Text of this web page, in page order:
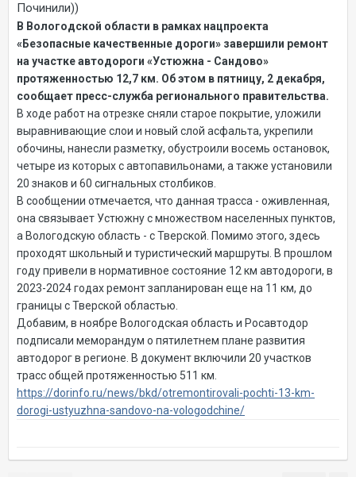
Починили))
В Вологодской области в рамках нацпроекта
«Безопасные качественные дороги» завершили ремонт
на участке автодороги «Устюжна - Сандово»
протяженностью 12,7 км. Об этом в пятницу, 2 декабря,
сообщает пресс-служба регионального правительства.
В ходе работ на отрезке сняли старое покрытие, уложили
выравнивающие слои и новый слой асфальта, укрепили
обочины, нанесли разметку, обустроили восемь остановок,
четыре из которых с автопавильонами, а также установили
20 знаков и 60 сигнальных столбиков.
В сообщении отмечается, что данная трасса - оживленная,
она связывает Устюжну с множеством населенных пунктов,
а Вологодскую область - с Тверской. Помимо этого, здесь
проходят школьный и туристический маршруты. В прошлом
году привели в нормативное состояние 12 км автодороги, в
2023-2024 годах ремонт запланирован еще на 11 км, до
границы с Тверской областью.
Добавим, в ноябре Вологодская область и Росавтодор
подписали меморандум о пятилетнем плане развития
автодорог в регионе. В документ включили 20 участков
трасс общей протяженностью 511 км.
https://dorinfo.ru/news/bkd/otremontirovali-pochti-13-km-
dorogi-ustyuzhna-sandovo-na-vologodchine/